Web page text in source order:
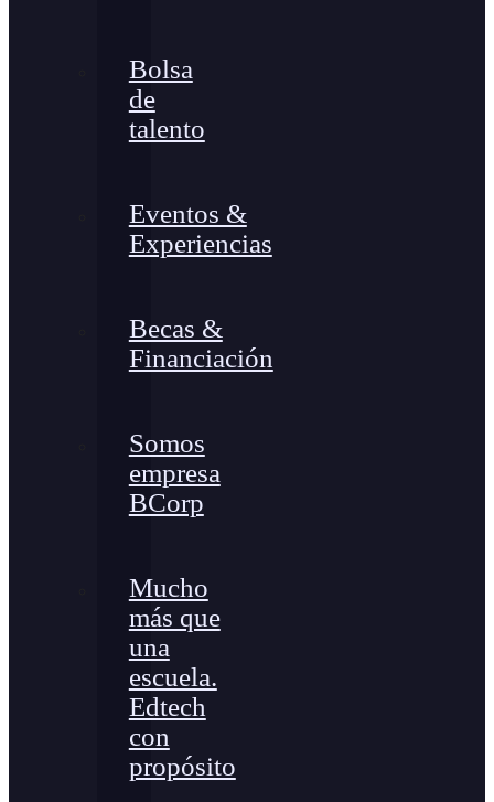
Bolsa
de
talento
Eventos &
Experiencias
Becas &
Financiación
Somos
empresa
BCorp
Mucho
más que
una
escuela.
Edtech
con
propósito